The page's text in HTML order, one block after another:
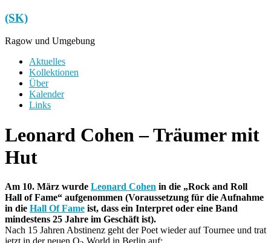
Zum
Inhalt
springen
(SK)
Ragow und Umgebung
Menü
Aktuelles
Kollektionen
Über
Kalender
Links
Leonard Cohen – Träumer mit
Hut
Am 10. März wurde Leonard Cohen in die „Rock and Roll
Hall of Fame“ aufgenommen (Voraussetzung für die Aufnahme
in die Hall Of Fame ist, dass ein Interpret oder eine Band
mindestens 25 Jahre im Geschäft ist).
Nach 15 Jahren Abstinenz geht der Poet wieder auf Tournee und trat